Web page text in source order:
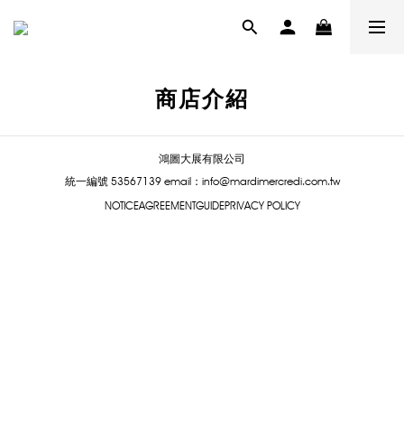
商店介紹
鴻圖大展有限公司
統一編號 53567139 email：info@mardimercredi.com.tw
NOTICEAGREEMENTGUIDEPRIVACY POLICY